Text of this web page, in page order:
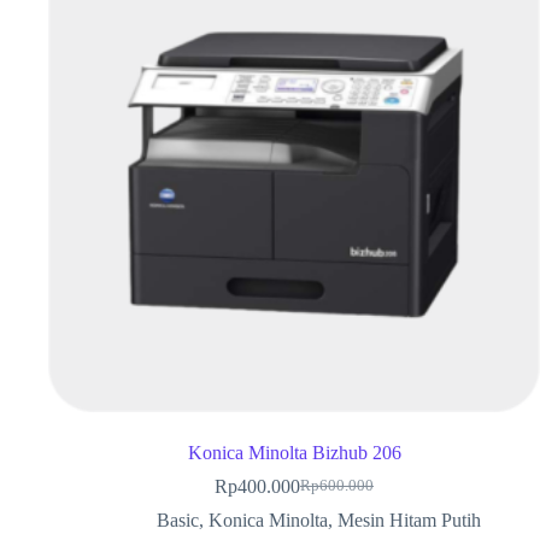
Konica Minolta Bizhub 206
Rp600.000
Rp400.000
Basic, Konica Minolta, Mesin Hitam Putih